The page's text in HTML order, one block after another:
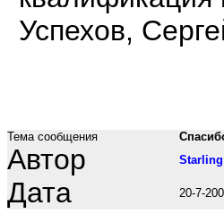
Успехов,
Тема сообщения
Автор Starling
Дата 20-7-